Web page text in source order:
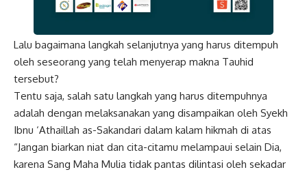
Lalu bagaimana langkah selanjutnya yang harus ditempuh
oleh seseorang yang telah menyerap makna Tauhid
tersebut?
Tentu saja, salah satu langkah yang harus ditempuhnya
adalah dengan melaksanakan yang disampaikan oleh Syekh
Ibnu ‘Athaillah as-Sakandari dalam kalam hikmah di atas
“Jangan biarkan niat dan cita-citamu melampaui selain Dia,
karena Sang Maha Mulia tidak pantas dilintasi oleh sekadar